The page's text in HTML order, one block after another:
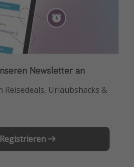
Newsletter an
Reisedeals, Urlaubshacks &
Registrieren
App
als